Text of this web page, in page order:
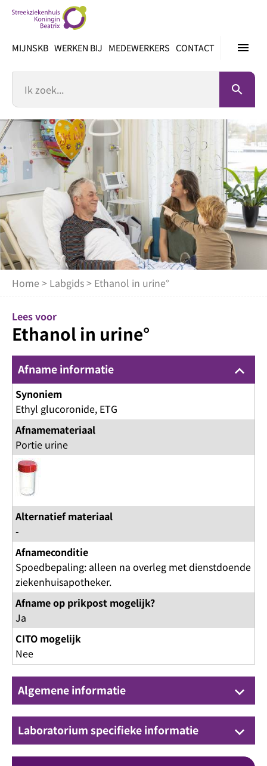
inhoud
menu
MIJNSKB WERKEN BIJ MEDEWERKERS CONTACT
search
Home > Labgids> Ethanol in urine°
Lees voor
Ethanol in urine°
Afname informatie keyboard_arrow_up
Synoniem
Ethyl glucoronide, ETG
Afnamemateriaal
Portie urine
Alternatief materiaal
-
Afnameconditie
Spoedbepaling: alleen na overleg met dienstdoende
ziekenhuisapotheker.
Afname op prikpost mogelijk?
Ja
CITO mogelijk
Nee
Algemene informatie keyboard_arrow_down
Laboratorium specifieke informatie keyboard_arrow_down